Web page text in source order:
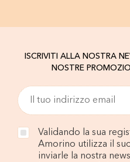
ISCRIVITI ALLA NOSTRA
NOSTRE
Validando la sua
Amorino utilizza il
inviarle la nostra